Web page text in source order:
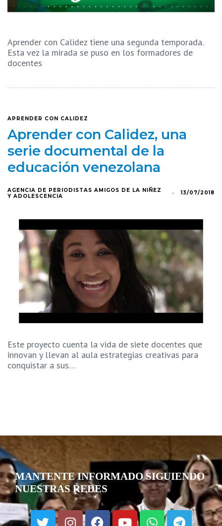
Aprender con Calidez tiene una segunda temporada.
Esta vez la mirada se puso en los formadores de
docentes
APRENDER CON CALIDEZ
Aprender con Calidez, una
serie documental de la
educación venezolana
AGENCIA DE PERIODISTAS AMIGOS DE LA NIÑEZ
Y ADOLESCENCIA
13/07/2018
Este proyecto cuenta la vida de siete docentes que
innovan y llevan al aula estrategias creativas para
conquistar a sus…
MANTENTE INFORMADO SIGUIENDO
NUESTRAS REDES